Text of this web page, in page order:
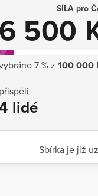
SÍLA pro
6 500
7 % z 100 000
přispěli
lidé
Sbírka je již